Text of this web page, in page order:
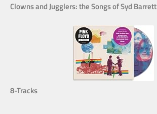
Clowns and Jugglers: the Songs of Syd Barrett
8-Tracks